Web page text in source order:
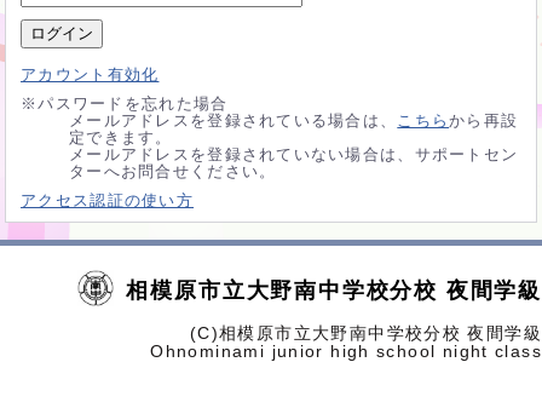
アカウント有効化
※パスワードを忘れた場合
メールアドレスを登録されている場合は、 こちらから再設
定できます。
メールアドレスを登録されていない場合は、サポートセン
ターへお問合せください。
アクセス認証の使い方
ン
ウ
で
く
相模原市立大野南中学校分校 夜間学級
(C)相模原市立大野南中学校分校 夜間学級
Ohnominami junior high school night class